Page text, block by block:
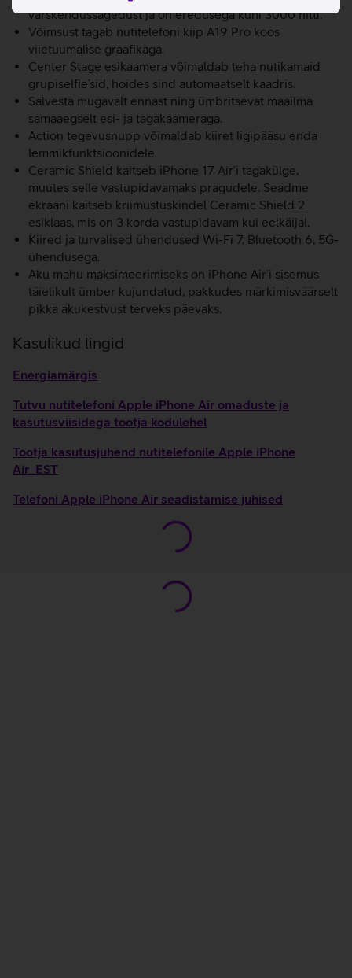
värskendussagedust ja on eredusega kuni 3000 nitti.
Võimsust tagab nutitelefoni kiip A19 Pro koos
viietuumalise graafikaga.
Center Stage esikaamera võimaldab teha nutikamaid
grupiselfie’sid, hoides sind automaatselt kaadris.
Salvesta mugavalt ennast ning ümbritsevat maailma
samaaegselt esi- ja tagakaameraga.
Action tegevusnupp võimaldab kiiret ligipääsu enda
lemmikfunktsioonidele.
Ceramic Shield kaitseb iPhone 17 Air’i tagakülge,
muutes selle vastupidavamaks pragudele. Seadme
ekraani kaitseb kriimustuskindel Ceramic Shield 2
esiklaas, mis on 3 korda vastupidavam kui eelkäijal.
Kiired ja turvalised ühendused Wi-Fi 7, Bluetooth 6, 5G-
ühendusega.
Aku mahu maksimeerimiseks on iPhone Air’i sisemus
täielikult ümber kujundatud, pakkudes märkimisväärselt
pikka akukestvust terveks päevaks.
Kasulikud lingid
Energiamärgis
Tutvu nutitelefoni Apple iPhone Air omaduste ja
kasutusviisidega tootja kodulehel
Tootja kasutusjuhend nutitelefonile Apple iPhone
Air_EST
Telefoni Apple iPhone Air seadistamise juhised